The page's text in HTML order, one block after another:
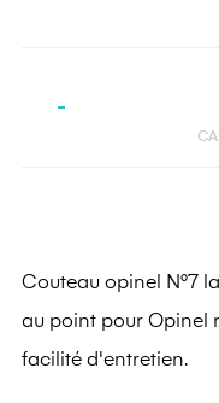
Couteau opinel N°7
au point pour Opinel
facilité d'entretien.